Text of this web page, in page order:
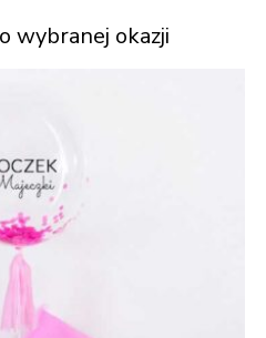
wybranej okazji